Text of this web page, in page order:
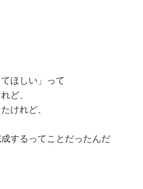
ほしい」って
ど、
けれど、
するってことだったんだ